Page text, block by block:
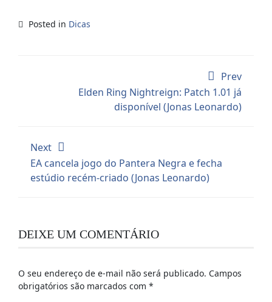
Posted in Dicas
Prev
Elden Ring Nightreign: Patch 1.01 já
disponível (Jonas Leonardo)
Next
EA cancela jogo do Pantera Negra e fecha
estúdio recém-criado (Jonas Leonardo)
DEIXE UM COMENTÁRIO
O seu endereço de e-mail não será publicado. Campos
obrigatórios são marcados com *